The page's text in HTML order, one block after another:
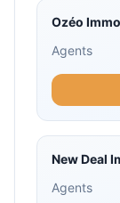
Ozéo Immo
Agents
New Deal
Agents